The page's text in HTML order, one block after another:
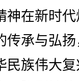
神在新时
传承与弘
民族伟大